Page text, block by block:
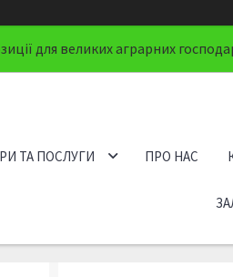
для великих аграрних
ТА ПОСЛУГИ ПРО НАС